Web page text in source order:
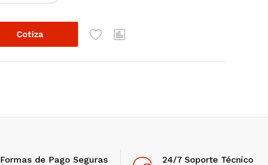
Cotiza
Formas de Pago Seguras 24/7 Soporte Técnico